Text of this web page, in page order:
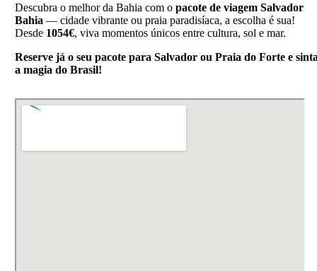
Descubra o melhor da Bahia com o pacote de viagem Salvador
Bahia — cidade vibrante ou praia paradisíaca, a escolha é sua!
Desde 1054€, viva momentos únicos entre cultura, sol e mar.
Reserve já o seu pacote para Salvador ou Praia do Forte e
a magia do Brasil!